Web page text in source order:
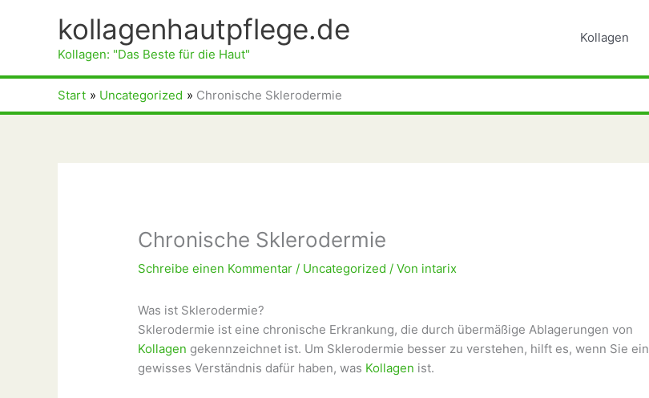
kollagenhautpflege.de
Kollagen: "Das Beste für die Haut"
Kollagen
Start Uncategorized Chronische Sklerodermie
Chronische Sklerodermie
Schreibe einen Kommentar / Uncategorized / Von intarix
Was ist Sklerodermie?
Sklerodermie ist eine chronische Erkrankung, die durch übermäßige Ablagerungen von
Kollagen gekennzeichnet ist. Um Sklerodermie besser zu verstehen, hilft es, wenn Sie ein
gewisses Verständnis dafür haben, was Kollagen ist.